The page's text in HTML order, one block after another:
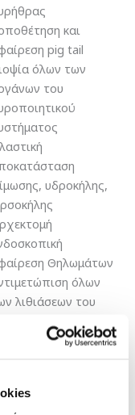
και
pig tail
όλων των
του
υδροκήλης,
Θηλωμάτων
όλων
λιθιάσεων του